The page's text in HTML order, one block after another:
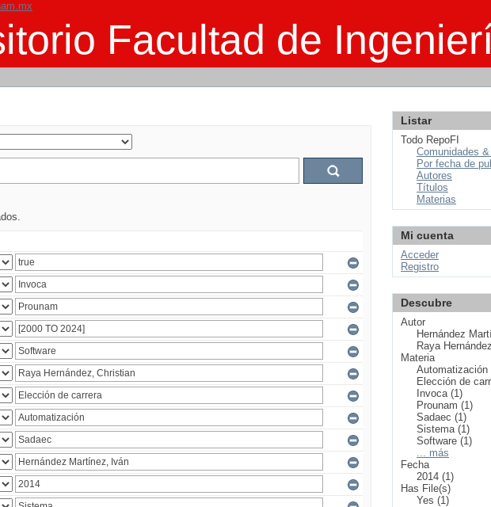
Facultad de
Listar
Todo RepoFI
Comunidades
Por fecha de
Autores
Títulos
Materias
Mi cuenta
Acceder
Registro
Descubre
Autor
Hernández
Raya
Materia
Automatización
Elección de
Invoca (1)
Prounam (1)
Sadaec (1)
Sistema (1)
Software (1)
... más
Fecha
2014 (1)
Has File(s)
Yes (1)